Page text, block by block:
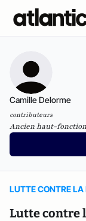
Camille Delorme
contributeurs
Ancien haut-
LUTTE CONTRE LA
Lutte contre